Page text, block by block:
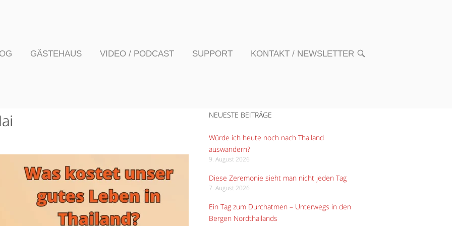
GÄSTEHAUS VIDEO / PODCAST SUPPORT KONTAKT / NEWSLETTER OPEN
NEUESTE BEITRÄGE
Würde ich heute noch nach Thailand
auswandern?
9. August 2026
Diese Zeremonie sieht man nicht jeden Tag
7. August 2026
Ein Tag zum Durchatmen – Unterwegs in den
Bergen Nordthailands